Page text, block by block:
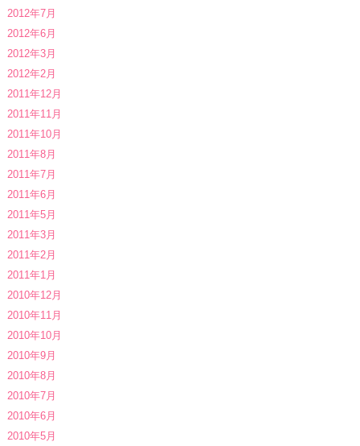
2012年7月
2012年6月
2012年3月
2012年2月
2011年12月
2011年11月
2011年10月
2011年8月
2011年7月
2011年6月
2011年5月
2011年3月
2011年2月
2011年1月
2010年12月
2010年11月
2010年10月
2010年9月
2010年8月
2010年7月
2010年6月
2010年5月